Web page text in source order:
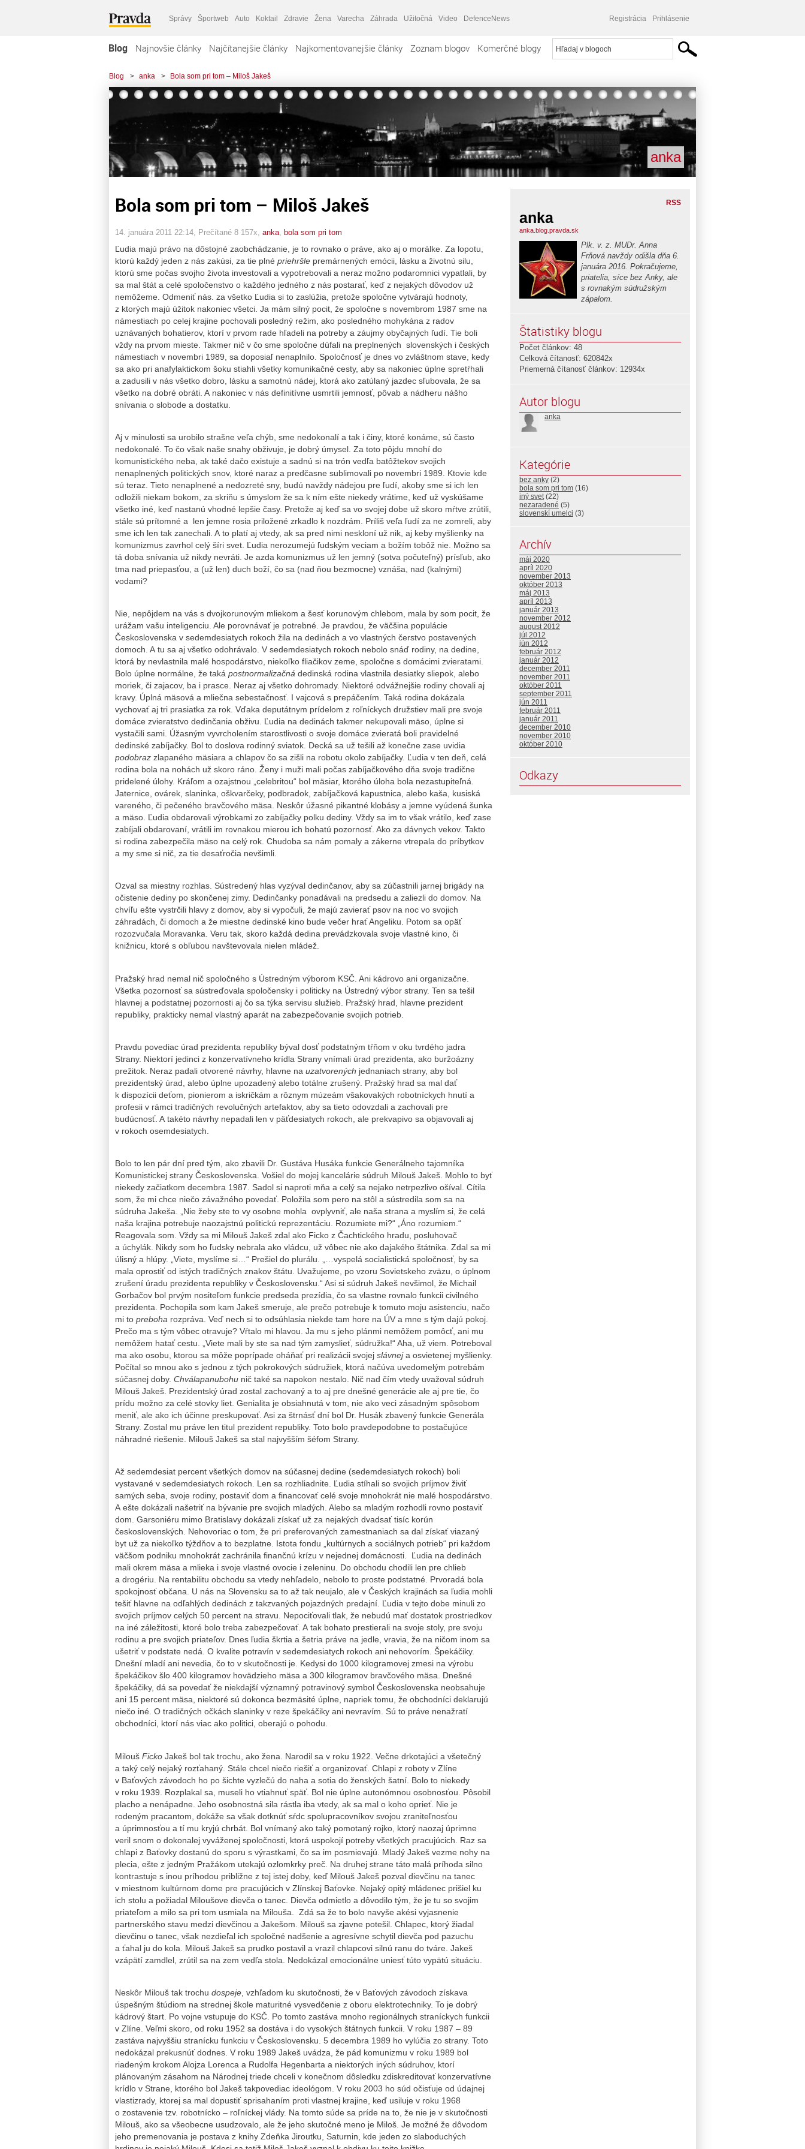
Správy Športweb Auto Koktail Zdravie Žena Varecha Záhrada Užitočná Video DefenceNews Registrácia Prihlásenie
Blog Najnovšie články Najčítanejšie články Najkomentovanejšie články Zoznam blogov Komerčné blogy
Blog > anka > Bola som pri tom – Miloš Jakeš
anka
Bola som pri tom – Miloš Jakeš
14. januára 2011 22:14 , Prečítané 8 157x, anka bola som pri tom
Ľudia majú právo na dôstojné zaobchádzanie, je to rovnako o práve, ako aj o morálke. Za lopotu,
ktorú každý jeden z nás zakúsi, za tie plné priehršle premárnených emócii, lásku a životnú silu,
ktorú sme počas svojho života investovali a vypotrebovali a neraz možno podaromnici vypatlali, by
sa mal štát a celé spoločenstvo o každého jedného z nás postarať, keď z nejakých dôvodov už
nemôžeme. Odmeniť nás. za všetko Ľudia si to zaslúžia, pretože spoločne vytvárajú hodnoty,
z ktorých majú úžitok nakoniec všetci. Ja mám silný pocit, že spoločne s novembrom 1987 sme na
námestiach po celej krajine pochovali posledný režim, ako posledného mohykána z radov
uznávaných bohatierov, ktorí v prvom rade hľadeli na potreby a záujmy obyčajných ľudí. Tie boli
vždy na prvom mieste. Takmer nič v čo sme spoločne dúfali na preplnených slovenských i českých
námestiach v novembri 1989, sa doposiaľ nenaplnilo. Spoločnosť je dnes vo zvláštnom stave, kedy
sa ako pri anafylaktickom šoku stiahli všetky komunikačné cesty, aby sa nakoniec úplne spretŕhali
a zadusili v nás všetko dobro, lásku a samotnú nádej, ktorá ako zatúlaný jazdec sľubovala, že sa
všetko na dobré obráti. A nakoniec v nás definitívne usmrtili jemnosť, pôvab a nádheru nášho
snívania o slobode a dostatku.
Aj v minulosti sa urobilo strašne veľa chýb, sme nedokonalí a tak i činy, ktoré konáme, sú často
nedokonalé. To čo však naše snahy obživuje, je dobrý úmysel. Za toto pôjdu mnohí do
komunistického neba, ak také dačo existuje a sadnú si na trón vedľa batôžtekov svojich
nenaplnených politických snov, ktoré naraz a predčasne sublimovali po novembri 1989. Ktovie kde
sú teraz. Tieto nenaplnené a nedozreté sny, budú navždy nádejou pre ľudí, akoby sme si ich len
odložili niekam bokom, za skriňu s úmyslom že sa k ním ešte niekedy vrátime, keď už vyskúšame
všetko iné, keď nastanú vhodné lepšie časy. Pretože aj keď sa vo svojej dobe už skoro mŕtve zrútili,
stále sú prítomné a len jemne rosia priložené zrkadlo k nozdrám. Príliš veľa ľudí za ne zomreli, aby
sme ich len tak zanechali. A to platí aj vtedy, ak sa pred nimi neskloní už nik, aj keby myšlienky na
komunizmus zavrhol celý šíri svet. Ľudia nerozumejú ľudským veciam a božím tobôž nie. Možno sa
tá doba snívania už nikdy nevráti. Je azda komunizmus už len jemný (sotva počuteľný) prísľub, ako
tma nad priepasťou, a (už len) duch boží, čo sa (nad ňou bezmocne) vznáša, nad (kalnými)
vodami?
Nie, nepôjdem na vás s dvojkorunovým mliekom a šesť korunovým chlebom, mala by som pocit, že
urážam vašu inteligenciu. Ale porovnávať je potrebné. Je pravdou, že väčšina populácie
Československa v sedemdesiatych rokoch žila na dedinách a vo vlastných čerstvo postavených
domoch. A tu sa aj všetko odohrávalo. V sedemdesiatych rokoch nebolo snáď rodiny, na dedine,
ktorá by nevlastnila malé hospodárstvo, niekoľko fliačikov zeme, spoločne s domácimi zvieratami.
Bolo úplne normálne, že taká postnormalizačná dedinská rodina vlastnila desiatky sliepok, alebo
moriek, či zajacov, ba i prasce. Neraz aj všetko dohromady. Niektoré odvážnejšie rodiny chovali aj
kravy. Úplná mäsová a mliečna sebestačnosť. I vajcová s prepáčením. Taká rodina dokázala
vychovať aj tri prasiatka za rok. Vďaka deputátnym prídelom z roľníckych družstiev mali pre svoje
domáce zvieratstvo dedinčania obživu. Ľudia na dedinách takmer nekupovali mäso, úplne si
vystačili sami. Úžasným vyvrcholením starostlivosti o svoje domáce zvieratá boli pravidelné
dedinské zabíjačky. Bol to doslova rodinný sviatok. Decká sa už tešili až konečne zase uvidia
podobraz zlapaného mäsiara a chlapov čo sa zišli na robotu okolo zabíjačky. Ľudia v ten deň, celá
rodina bola na nohách už skoro ráno. Ženy i muži mali počas zabíjačkového dňa svoje tradične
pridelené úlohy. Kráľom a ozajstnou „celebritou“ bol mäsiar, ktorého úloha bola nezastupiteľná.
Jaternice, ovárek, slaninka, oškvarčeky, podbradok, zabíjačková kapustnica, alebo kaša, kusiská
vareného, či pečeného bravčového mäsa. Neskôr úžasné pikantné klobásy a jemne vyúdená šunka
a mäso. Ľudia obdarovali výrobkami zo zabíjačky polku dediny. Vždy sa im to však vrátilo, keď zase
zabíjali obdarovaní, vrátili im rovnakou mierou ich bohatú pozornosť. Ako za dávnych vekov. Takto
si rodina zabezpečila mäso na celý rok. Chudoba sa nám pomaly a zákerne vtrepala do príbytkov
a my sme si nič, za tie desaťročia nevšimli.
Ozval sa miestny rozhlas. Sústredený hlas vyzýval dedinčanov, aby sa zúčastnili jarnej brigády na
očistenie dediny po skončenej zimy. Dedinčanky ponadávali na predsedu a zaliezli do domov. Na
chvíľu ešte vystrčili hlavy z domov, aby si vypočuli, že majú zavierať psov na noc vo svojich
záhradách, či domoch a že miestne dedinské kino bude večer hrať Angeliku. Potom sa opäť
rozozvučala Moravanka. Veru tak, skoro každá dedina prevádzkovala svoje vlastné kino, či
knižnicu, ktoré s obľubou navštevovala nielen mládež.
Pražský hrad nemal nič spoločného s Ústredným výborom KSČ. Ani kádrovo ani organizačne.
Všetka pozornosť sa sústreďovala spoločensky i politicky na Ústredný výbor strany. Ten sa tešil
hlavnej a podstatnej pozornosti aj čo sa týka servisu služieb. Pražský hrad, hlavne prezident
republiky, prakticky nemal vlastný aparát na zabezpečovanie svojich potrieb.
Pravdu povediac úrad prezidenta republiky býval dosť podstatným tŕňom v oku tvrdého jadra
Strany. Niektorí jedinci z konzervatívneho krídla Strany vnímali úrad prezidenta, ako buržoázny
prežitok. Neraz padali otvorené návrhy, hlavne na uzatvorených jednaniach strany, aby bol
prezidentský úrad, alebo úplne upozadený alebo totálne zrušený. Pražský hrad sa mal dať
k dispozícii deťom, pionierom a iskričkám a rôznym múzeám všakovakých robotníckych hnutí a
profesii v rámci tradičných revolučných artefaktov, aby sa tieto odovzdali a zachovali pre
budúcnosť. A takéto návrhy nepadali len v päťdesiatych rokoch, ale prekvapivo sa objavovali aj
v rokoch osemdesiatych.
Bolo to len pár dní pred tým, ako zbavili Dr. Gustáva Husáka funkcie Generálneho tajomníka
Komunistickej strany Československa. Vošiel do mojej kancelárie súdruh Milouš Jakeš. Mohlo to byť
niekedy začiatkom decembra 1987. Sadol si naproti mňa a celý sa nejako netrpezlivo ošíval. Cítila
som, že mi chce niečo závažného povedať. Položila som pero na stôl a sústredila som sa na
súdruha Jakeša. „Nie žeby ste to vy osobne mohla ovplyvniť, ale naša strana a myslím si, že celá
naša krajina potrebuje naozajstnú politickú reprezentáciu. Rozumiete mi?“ „Áno rozumiem.“
Reagovala som. Vždy sa mi Milouš Jakeš zdal ako Ficko z Čachtického hradu, posluhovač
a úchylák. Nikdy som ho ľudsky nebrala ako vládcu, už vôbec nie ako dajakého štátnika. Zdal sa mi
úlisný a hlúpy. „Viete, myslíme si…“ Prešiel do plurálu. „…vyspelá socialistická spoločnosť, by sa
mala oprostiť od istých tradičných znakov štátu. Uvažujeme, po vzoru Sovietskeho zväzu, o úplnom
zrušení úradu prezidenta republiky v Československu.“ Asi si súdruh Jakeš nevšimol, že Michail
Gorbačov bol prvým nositeľom funkcie predseda prezídia, čo sa vlastne rovnalo funkcii civilného
prezidenta. Pochopila som kam Jakeš smeruje, ale prečo potrebuje k tomuto moju asistenciu, načo
mi to preboha rozpráva. Veď nech si to odsúhlasia niekde tam hore na ÚV a mne s tým dajú pokoj.
Prečo ma s tým vôbec otravuje? Vŕtalo mi hlavou. Ja mu s jeho plánmi nemôžem pomôcť, ani mu
nemôžem hatať cestu. „Viete mali by ste sa nad tým zamyslieť, súdružka!“ Aha, už viem. Potreboval
ma ako osobu, ktorou sa môže poprípade oháňať pri realizácii svojej slávneja osvietenej myšlienky.
Počítal so mnou ako s jednou z tých pokrokových súdružiek, ktorá načúva uvedomelým potrebám
súčasnej doby. Chválapanubohu nič také sa napokon nestalo. Nič nad čím vtedy uvažoval súdruh
Milouš Jakeš. Prezidentský úrad zostal zachovaný a to aj pre dnešné generácie ale aj pre tie, čo
prídu možno za celé stovky liet. Genialita je obsiahnutá v tom, nie ako veci zásadným spôsobom
meniť, ale ako ich účinne preskupovať. Asi za štrnásť dní bol Dr. Husák zbavený funkcie Generála
Strany. Zostal mu práve len titul prezident republiky. Toto bolo pravdepodobne to postačujúce
náhradné riešenie. Milouš Jakeš sa stal najvyšším šéfom Strany.
Až sedemdesiat percent všetkých domov na súčasnej dedine (sedemdesiatych rokoch) boli
vystavané v sedemdesiatych rokoch. Len sa rozhliadnite. Ľudia stíhali so svojich príjmov živiť
samých seba, svoje rodiny, postaviť dom a financovať celé svoje mnohokrát nie malé hospodárstvo.
A ešte dokázali našetriť na bývanie pre svojich mladých. Alebo sa mladým rozhodli rovno postaviť
dom. Garsoniéru mimo Bratislavy dokázali získať už za nejakých dvadsať tisíc korún
československých. Nehovoriac o tom, že pri preferovaných zamestnaniach sa dal získať viazaný
byt už za niekoľko týždňov a to bezplatne. Istota fondu „kultúrnych a sociálnych potrieb“ pri každom
väčšom podniku mnohokrát zachránila finančnú krízu v nejednej domácnosti. Ľudia na dedinách
mali okrem mäsa a mlieka i svoje vlastné ovocie i zeleninu. Do obchodu chodili len pre chlieb
a drogériu. Na rentabilitu obchodu sa vtedy nehľadelo, nebolo to proste podstatné. Prvoradá bola
spokojnosť občana. U nás na Slovensku sa to až tak neujalo, ale v Českých krajinách sa ľudia mohli
tešiť hlavne na odľahlých dedinách z takzvaných pojazdných predajní. Ľudia v tejto dobe minuli zo
svojich príjmov celých 50 percent na stravu. Nepociťovali tlak, že nebudú mať dostatok prostriedkov
na iné záležitosti, ktoré bolo treba zabezpečovať. A tak bohato prestierali na svoje stoly, pre svoju
rodinu a pre svojich priateľov. Dnes ľudia škrtia a šetria práve na jedle, vravia, že na ničom inom sa
ušetriť v podstate nedá. O kvalite potravín v sedemdesiatych rokoch ani nehovorím. Špekáčiky.
Dnešní mladí ani nevedia, čo to v skutočnosti je. Kedysi do 1000 kilogramovej zmesi na výrobu
špekáčikov šlo 400 kilogramov hovädzieho mäsa a 300 kilogramov bravčového mäsa. Dnešné
špekáčiky, dá sa povedať že niekdajší významný potravinový symbol Československa neobsahuje
ani 15 percent mäsa, niektoré sú dokonca bezmäsité úplne, napriek tomu, že obchodníci deklarujú
niečo iné. O tradičných očkách slaninky v reze špekáčiky ani nevravím. Sú to práve nenažratí
obchodníci, ktorí nás viac ako politici, oberajú o pohodu.
Milouš Ficko Jakeš bol tak trochu, ako žena. Narodil sa v roku 1922. Večne drkotajúci a všetečný
a taký celý nejaký rozťahaný. Stále chcel niečo riešiť a organizovať. Chlapi z roboty v Zlíne
v Baťových závodoch ho po šichte vyzlečú do naha a sotia do ženských šatní. Bolo to niekedy
v roku 1939. Rozplakal sa, museli ho vtiahnuť späť. Bol nie úplne autonómnou osobnosťou. Pôsobil
placho a nenápadne. Jeho osobnostná sila rástla iba vtedy, ak sa mal o koho oprieť. Nie je
rodeným pracantom, dokáže sa však dotknúť sŕdc spolupracovníkov svojou zraniteľnosťou
a úprimnosťou a tí mu kryjú chrbát. Bol vnímaný ako taký pomotaný rojko, ktorý naozaj úprimne
veril snom o dokonalej vyváženej spoločnosti, ktorá uspokojí potreby všetkých pracujúcich. Raz sa
chlapi z Baťovky dostanú do sporu s výrastkami, čo sa im posmievajú. Mladý Jakeš vezme nohy na
plecia, ešte z jedným Pražákom utekajú ozlomkrky preč. Na druhej strane táto malá príhoda silno
kontrastuje s inou príhodou približne z tej istej doby, keď Milouš Jakeš pozval dievčinu na tanec
v miestnom kultúrnom dome pre pracujúcich v Zlínskej Baťovke. Nejaký opitý mládenec prišiel ku
ich stolu a požiadal Miloušove dievča o tanec. Dievča odmietlo a dôvodilo tým, že je tu so svojim
priateľom a milo sa pri tom usmiala na Milouša. Zdá sa že to bolo navyše akési vyjasnenie
partnerského stavu medzi dievčinou a Jakešom. Milouš sa zjavne potešil. Chlapec, ktorý žiadal
dievčinu o tanec, však nezdieľal ich spoločné nadšenie a agresívne schytil dievča pod pazuchu
a ťahal ju do kola. Milouš Jakeš sa prudko postavil a vrazil chlapcovi silnú ranu do tváre. Jakeš
vzápätí zamdlel, zrútil sa na zem vedľa stola. Nedokázal emocionálne uniesť túto vypätú situáciu.
Neskôr Milouš tak trochu dospeje , vzhľadom ku skutočnosti, že v Baťových závodoch získava
úspešným štúdiom na strednej škole maturitné vysvedčenie z oboru elektrotechniky. To je dobrý
kádrový štart. Po vojne vstupuje do KSČ. Po tomto zastáva mnoho regionálnych straníckych funkcii
v Zlíne. Veľmi skoro, od roku 1952 sa dostáva i do vysokých štátnych funkcii. V roku 1987 – 89
zastáva najvyššiu stranícku funkciu v Československu. 5 decembra 1989 ho vylúčia zo strany. Toto
nedokázal prekusnúť dodnes. V roku 1989 Jakeš uvádza, že pád komunizmu v roku 1989 bol
riadeným krokom Alojza Lorenca a Rudolfa Hegenbarta a niektorých iných súdruhov, ktorí
plánovaným zásahom na Národnej triede chceli v konečnom dôsledku zdiskreditovať konzervatívne
krídlo v Strane, ktorého bol Jakeš takpovediac ideológom. V roku 2003 ho súd očisťuje od údajnej
vlastizrady, ktorej sa mal dopustiť sprisahaním proti vlastnej krajine, keď usiluje v roku 1968
o zostavenie tzv. robotnícko – roľníckej vlády. Na tomto súde sa príde na to, že nie je v skutočnosti
Milouš, ako sa všeobecne usudzovalo, ale že jeho skutočné meno je Miloš. Je možné že dôvodom
jeho premenovania je postava z knihy Zdeňka Jiroutku, Saturnin, kde jeden zo slaboduchých
RSS
anka
anka.blog.pravda.sk
Plk. v. z. MUDr. Anna
Frňová navždy odišla dňa 6.
januára 2016. Pokračujeme,
priatelia, síce bez Anky, ale
s rovnakým súdružským
zápalom.
Štatistiky blogu
Počet článkov: 48
Celková čítanosť: 620842x
Priemerná čítanosť článkov: 12934x
Autor blogu
anka
Kategórie
bez anky (2)
bola som pri tom (16)
iný svet(22)
nezaradené (5)
slovenskí umelci (3)
Archív
máj 2020
apríl 2020
november 2013
október 2013
máj 2013
apríl 2013
január 2013
november 2012
august 2012
júl 2012
jún 2012
február 2012
január 2012
december 2011
november 2011
október 2011
september 2011
jún 2011
február 2011
január 2011
december 2010
november 2010
október 2010
Odkazy